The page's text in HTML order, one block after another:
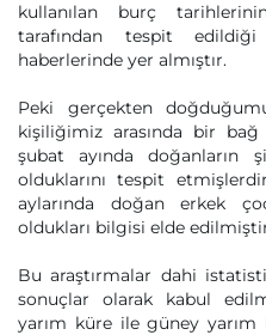
kullanılan burç
tarafından tespit
haberlerinde yer almıştır.
Peki gerçekten
kişiliğimiz arasında bir
şubat ayında doğanların
olduklarını tespit
aylarında doğan erkek
oldukları bilgisi elde
Bu araştırmalar dahi
sonuçlar olarak kabul
yarım küre ile güney yarım